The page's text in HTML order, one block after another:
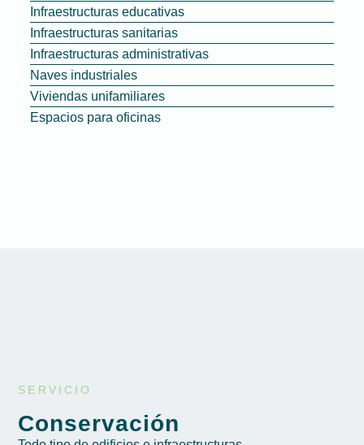
Infraestructuras educativas
Infraestructuras sanitarias
Infraestructuras administrativas
Naves industriales
Viviendas unifamiliares
Espacios para oficinas
SERVICIO
Conservación